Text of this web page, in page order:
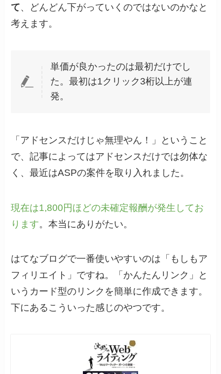
て、どんどん下がっていくのではないのかなと
考えます。
単価が良かったのは最初だけでし
た。最初は1クリック3桁以上が連
発。
「アドセンスだけじゃ無理やん！」ということ
で、記事によってはアドセンスだけでは勿体な
く、最近はASPの案件を取り入れました。
現在は1,800円ほどの未確定報酬が発生してお
ります。本当にありがたい。
はてなブログで一番使いやすいのは「もしもア
フィリエイト」ですね。「かんたんリンク」と
いうカード型のリンクを簡単に作成できます。
下にあるこういった感じのやつです。